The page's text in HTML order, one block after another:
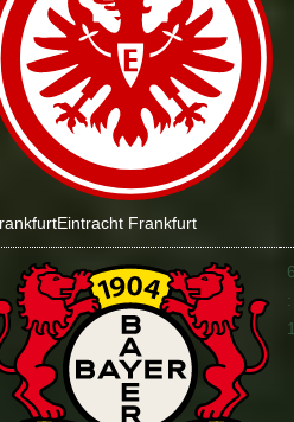
Eintracht Frankfurt
: